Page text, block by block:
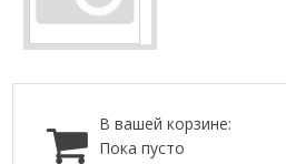
В вашей корзине:
Пока пусто